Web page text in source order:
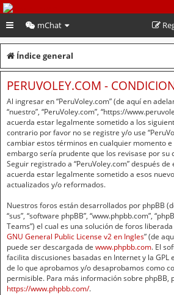
PeruVoley.com
mChat
Índice general
PERUVOLEY.COM -
Al ingresar en “PeruVoley.com” (de aquí en
“nuestro”, “PeruVoley.com”, “https://
acuerda estar legalmente sometido a los
contrario por favor no se registre y/o use
cambiar estos términos en cualquier momento
embargo sería prudente que los revisase por su
Seguir registrado a “PeruVoley.com” después
acuerda estar legalmente sometido a esos
actualizados y/o reformados.
Nuestros foros están desarrollados por phpBB
“sus”, “software phpBB”, “www.phpbb.com”,
Teams”) el cual es una solución de foros liberada
GNU General Public License v2 en Ingles” (de
puede ser descargada de www.phpbb.com. El
facilita discusiones basadas en Internet y la GPL
de lo que aprobamos y/o desaprobamos como
permisible. Para más información sobre phpBB,
https://www.phpbb.com/.